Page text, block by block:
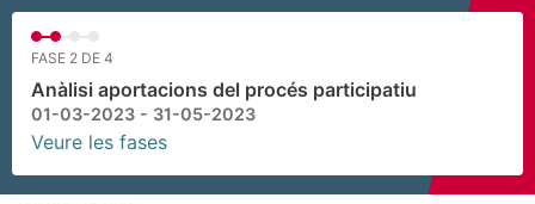
FASE 2 DE 4
Anàlisi aportacions del procés participatiu
01-03-2023 - 31-05-2023
Veure les fases